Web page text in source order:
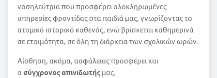
νοσηλεύτρια που προσφέρει ολοκληρωμένες
υπηρεσίες φροντίδας στα παιδιά μας, γνωρίζοντας το
ατομικό ιστορικό καθενός, ενώ βρίσκεται καθημερινά
σε ετοιμότητα, σε όλη τη διάρκεια των σχολικών ωρών.
Αίσθηση, ακόμα, ασφάλειας προσφέρει και
οσύγχρονος απινιδωτήςμας.